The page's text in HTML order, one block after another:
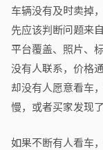
车辆没有及时卖掉
先应该判断问题来
平台覆盖、照片、
没有人联系，价格
却没有人愿意看车
慢，或者买家发现
如果不断有人看车